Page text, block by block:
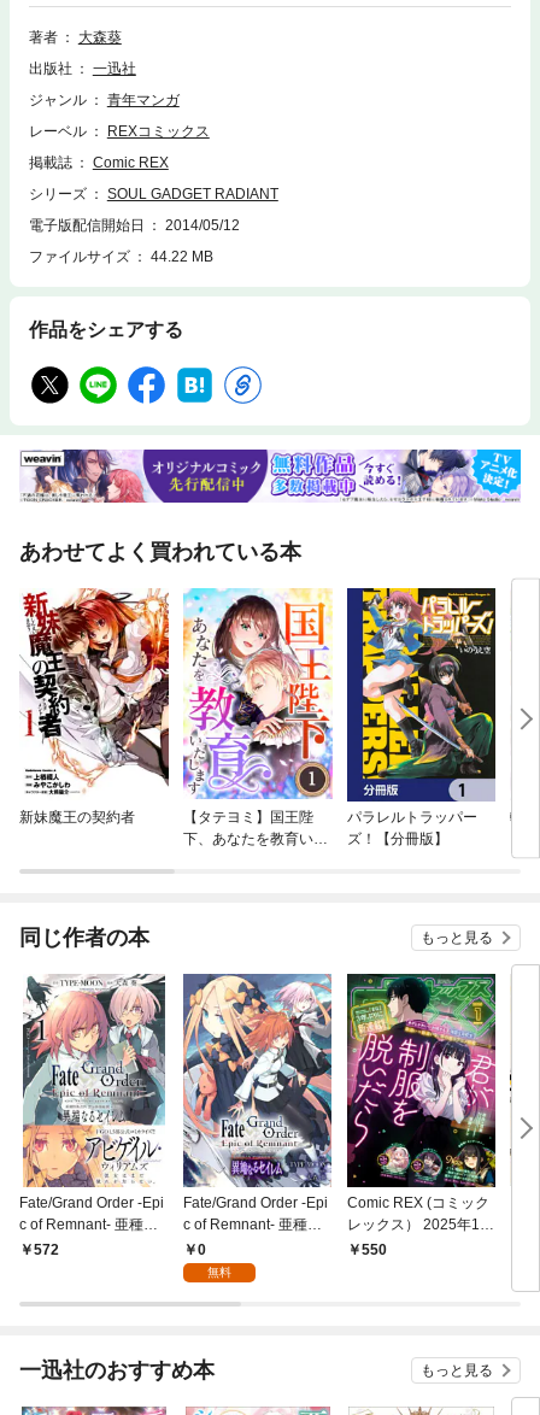
ィアスで魔属の血を引くリジュアとフリムの姉妹に出会う。彼女たちの血
の宿命に翻弄されるライルとノイエ、そんな彼らの前に現れた人物とは―
著者
大森葵
出版社
一迅社
ジャンル
青年マンガ
レーベル
REXコミックス
掲載誌
Comic REX
シリーズ
SOUL GADGET RADIANT
電子版配信開始日
2014/05/12
ファイルサイズ
44.22 MB
作品をシェアする
あわせてよく買われている本
新妹魔王の契約者
【タテヨミ】国王陛
下、あなたを教育いた
パラレルトラッパー
ズ！【分冊版】
転
は
同じ作者の本 もっと見る
Fate/Grand Order -Epi
c of Remnant- 亜種特
異点Ⅳ 禁忌降臨庭園
572
Fate/Grand Order -Epi
c of Remnant- 亜種特
異点Ⅳ 禁忌降臨庭園
セイレム 異端なるセイ
0
無料
Comic REX (コミック
レックス） 2025年1月
号[雑誌]
550
一迅社のおすすめ本 もっと見る